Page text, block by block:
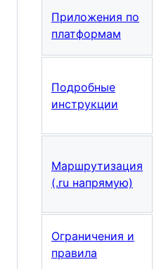
Приложения по
платформам
Подробные
инструкции
Маршрутизация
(.ru напрямую)
Ограничения и
правила